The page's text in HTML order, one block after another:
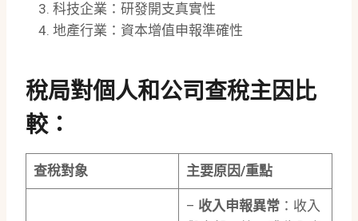
科技企業：研發開支真實性
地產行業：資本增值申報準確性
稅局對個人和公司查稅主因比
較：
查稅對象 主要原因/重點
– 收入申報異常：收入